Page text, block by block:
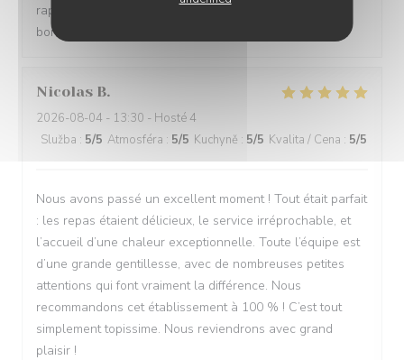
rapide Bon rapport qualité/prix Assiettes copieuses et
bons produits
Nicolas B
2026-08-04 - 13:30 - Hosté 4
Služba : 5/5 Atmosféra : 5/5 Kuchyně : 5/5 Kvalita / Cena : 5/5
Nous avons passé un excellent moment ! Tout était parfait
: les repas étaient délicieux, le service irréprochable, et
l’accueil d’une chaleur exceptionnelle. Toute l’équipe est
d’une grande gentillesse, avec de nombreuses petites
attentions qui font vraiment la différence. Nous
recommandons cet établissement à 100 % ! C’est tout
simplement topissime. Nous reviendrons avec grand
plaisir !